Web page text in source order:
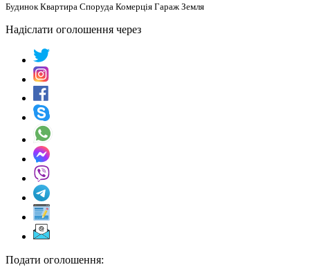
Будинок Квартира Споруда Комерція Гараж Земля
Надіслати оголошення через
Подати оголошення: